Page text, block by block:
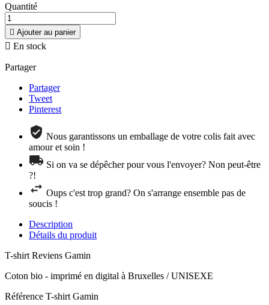
Quantité
 Ajouter au panier
 En stock
Partager
Partager
Tweet
Pinterest
Nous garantissons un emballage de votre colis fait avec
amour et soin !
Si on va se dépêcher pour vous l'envoyer? Non peut-être
?!
Oups c'est trop grand? On s'arrange ensemble pas de
soucis !
Description
Détails du produit
T-shirt Reviens Gamin
Coton bio - imprimé en digital à Bruxelles / UNISEXE
Référence T-shirt Gamin